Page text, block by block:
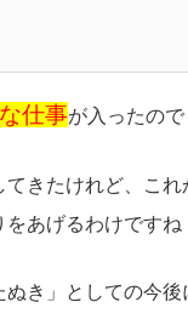
仕事が入ったので
きたけれど、これ
あげるわけですね
き」としての今後